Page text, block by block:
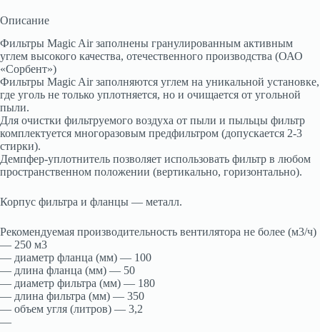
Описание
Фильтры Magic Air заполнены гранулированным активным
углем высокого качества, отечественного производства (ОАО
«Сорбент»)
Фильтры Magic Air заполняются углем на уникальной установке,
где уголь не только уплотняется, но и очищается от угольной
пыли.
Для очистки фильтруемого воздуха от пыли и пыльцы фильтр
комплектуется многоразовым предфильтром (допускается 2-3
стирки).
Демпфер-уплотнитель позволяет использовать фильтр в любом
пространственном положении (вертикально, горизонтально).
Корпус фильтра и фланцы — металл.
Рекомендуемая производительность вентилятора не более (м3/ч)
— 250 м3
— диаметр фланца (мм) — 100
— длина фланца (мм) — 50
— диаметр фильтра (мм) — 180
— длина фильтра (мм) — 350
— объем угля (литров) — 3,2
—